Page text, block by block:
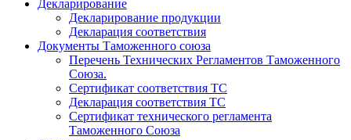
Декларирование
Декларирование продукции
Декларация соответствия
Документы Таможенного союза
Перечень Технических Регламентов Таможенного
Союза.
Сертификат соответствия ТС
Декларация соответствия ТС
Сертификат технического регламента
Таможенного Союза